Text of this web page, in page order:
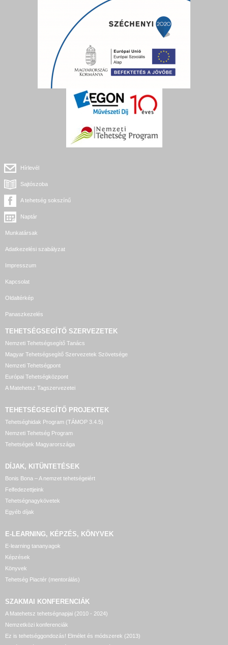
Hírlevél
Sajtószoba
A tehetség sokszínű
Naptár
Munkatársak
Adatkezelési szabályzat
Impresszum
Kapcsolat
Oldaltérkép
Panaszkezelés
TEHETSÉGSEGÍTŐ SZERVEZETEK
Nemzeti Tehetségsegítő Tanács
Magyar Tehetségsegítő Szervezetek Szövetsége
Nemzeti Tehetségpont
Európai Tehetségközpont
A Matehetsz Tagszervezetei
TEHETSÉGSEGÍTŐ PROJEKTEK
Tehetséghidak Program (TÁMOP 3.4.5)
Nemzeti Tehetség Program
Tehetségek Magyarországa
DÍJAK, KITÜNTETÉSEK
Bonis Bona – A nemzet tehetségeiért
Felfedezettjeink
Tehetségnagykövetek
Egyéb díjak
E-LEARNING, KÉPZÉS, KÖNYVEK
E-learning tananyagok
Képzések
Könyvek
Tehetség Piactér (mentorálás)
SZAKMAI KONFERENCIÁK
A Matehetsz tehetségnapjai (2010 - 2024)
Nemzetközi konferenciák
Ez is tehetséggondozás! Elmélet és módszerek (2013)